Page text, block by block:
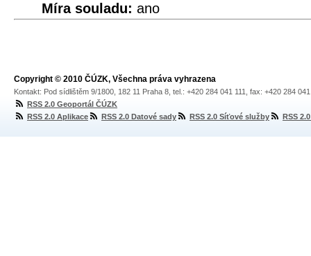
Míra souladu: ano
Copyright © 2010 ČÚZK, Všechna práva vyhrazena
Kontakt: Pod sídlištěm 9/1800, 182 11 Praha 8, tel.: +420 284 041 111, fax: +420 284
RSS 2.0 Geoportál ČÚZK
RSS 2.0 Aplikace
RSS 2.0 Datové sady RSS 2.0 Síťové služby RSS